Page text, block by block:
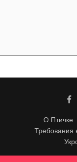
О Птичке
Требования